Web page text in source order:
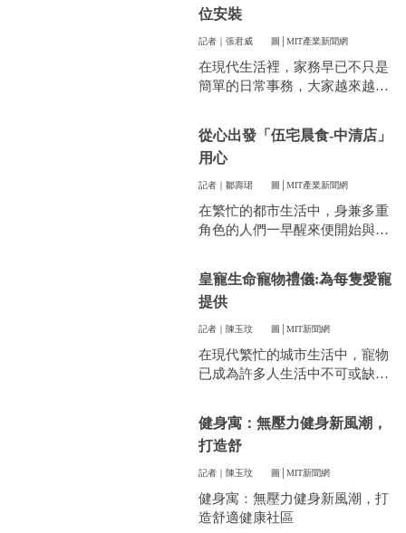
位安裝
記者｜張君威 圖│MIT產業新聞網
在現代生活裡，家務早已不只是
簡單的日常事務，大家越來越重
件看似小事卻常常讓人煩惱。像
是衣服太多、空間不夠，或是遇
到突然變天，曬衣服真的讓不少
人感到頭疼。
從心出發「伍宅晨食-中清店」
用心
記者｜鄒壽珺 圖│MIT產業新聞網
在繁忙的都市生活中，身兼多重
角色的人們一早醒來便開始與時
皇寵生命寵物禮儀:為每隻愛寵
提供
記者｜陳玉玟 圖│MIT新聞網
在現代繁忙的城市生活中，寵物
已成為許多人生活中不可或缺的
藉。當愛寵的生命走到盡頭時，
飼主們往往陷入深深的悲傷，而
如何讓他們走得體面、安心，成
的訴求。
健身寓：無壓力健身新風潮，
打造舒
記者｜陳玉玟 圖│MIT新聞網
健身寓：無壓力健身新風潮，打
造舒適健康社區